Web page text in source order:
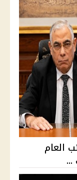
النائب العام